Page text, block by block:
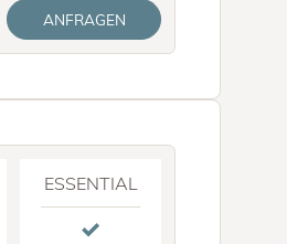
ANFRAGEN
ESSENTIAL